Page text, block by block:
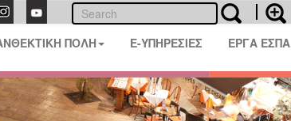
ΠΟΛΗ E-ΥΠΗΡΕΣΙΕΣ ΕΡΓΑ ΕΣΠΑ